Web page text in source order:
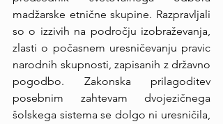
madžarske etnične skupine. Razpravljali
so o izzivih na področju izobraževanja,
zlasti o počasnem uresničevanju pravic
narodnih skupnosti, zapisanih z državno
pogodbo. Zakonska prilagoditev
posebnim zahtevam dvojezičnega
šolskega sistema se dolgo ni uresničila,